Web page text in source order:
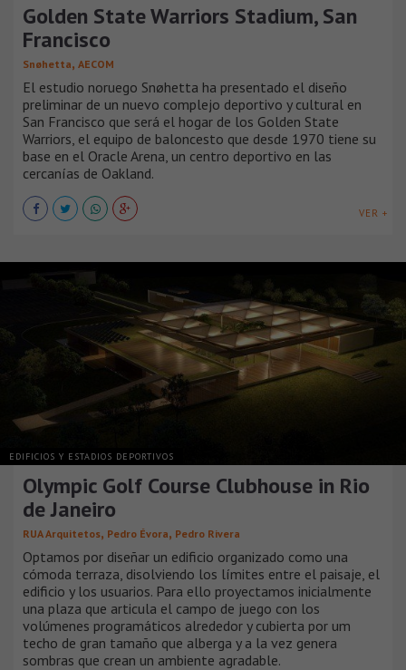
Golden State Warriors Stadium, San
Francisco
Snøhetta, AECOM
El estudio noruego Snøhetta ha presentado el diseño
preliminar de un nuevo complejo deportivo y cultural en
San Francisco que será el hogar de los Golden State
Warriors, el equipo de baloncesto que desde 1970 tiene su
base en el Oracle Arena, un centro deportivo en las
cercanías de Oakland.
VER +
EDIFICIOS Y ESTADIOS DEPORTIVOS
Olympic Golf Course Clubhouse in Rio
de Janeiro
RUA Arquitetos, Pedro Évora, Pedro Rivera
Optamos por diseñar un edificio organizado como una
cómoda terraza, disolviendo los límites entre el paisaje, el
edificio y los usuarios. Para ello proyectamos inicialmente
una plaza que articula el campo de juego con los
volúmenes programáticos alrededor y cubierta por um
techo de gran tamaño que alberga y a la vez genera
sombras que crean un ambiente agradable.